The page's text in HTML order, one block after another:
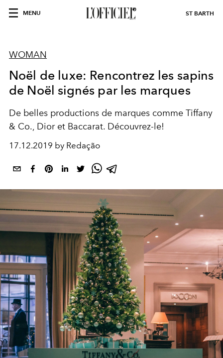
MENU ST BARTH
WOMAN
Noël de luxe: Rencontrez les sapins
de Noël signés par les marques
De belles productions de marques comme Tiffany
& Co., Dior et Baccarat. Découvrez-le!
17.12.2019 by Redação